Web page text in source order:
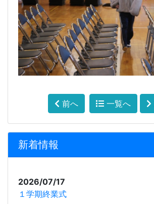
前へ 一覧へ
新着情報
2026/07/17
１学期終業式